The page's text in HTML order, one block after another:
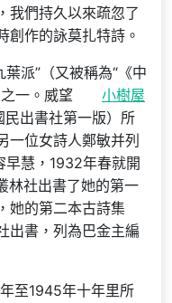
我們持久以來疏忽了
創作的詠莫扎特詩。
派”（又被稱為“《中
一。威望
小樹屋
民出書社第一版）所
一位女詩人鄭敏并列
早慧，1932年春就開
林社出書了她的第一
她的第二本古詩集
出書，列為巴金主編
至1945年十年里所